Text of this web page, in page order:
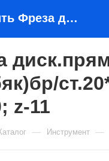
Купить Фреза диск.прямозуб.(долбяк)бр/ст.20* М12,0; z-11 в Якутске — цена, характеристики, подбор | Востоктехторг
z-11
— Инструмент —